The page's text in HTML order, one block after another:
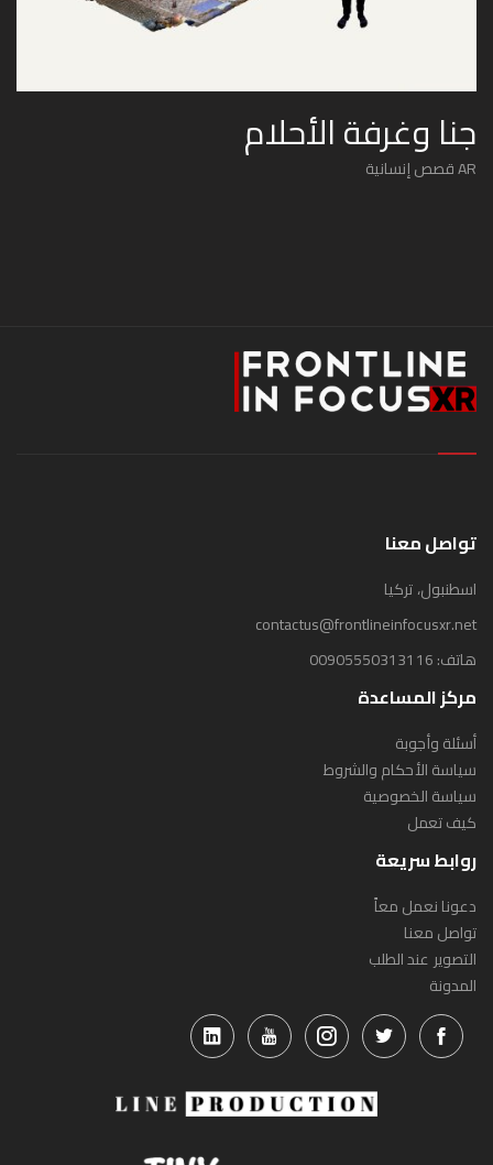
جنا وغرفة الأحلام
AR قصص إنسانية
تواصل معنا
اسطنبول، تركيا
contactus@frontlineinfocusxr.net
هاتف:00905550313116
مركز المساعدة
أسئلة وأجوبة
سياسة الأحكام والشروط
سياسة الخصوصية
كيف تعمل
روابط سريعة
دعونا نعمل معاً
تواصل معنا
التصوير عند الطلب
المدونة